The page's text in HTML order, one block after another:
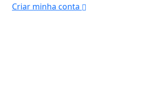
Criar minha conta